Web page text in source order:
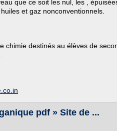
que ce soit les nul, les ,
et gaz nonconventionnels.
chimie destinés au élèves de
pdf » Site de ...